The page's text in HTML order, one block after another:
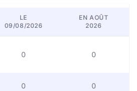
LE
09/08/2026
EN AOÛT
2026
0 0
0 0